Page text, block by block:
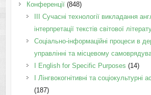
Конференції(848)
III Сучасні технології викладання
інтерпретації текстів світової
Соціально-інформаційні процеси в
управлінні та місцевому
І English for Specific Purposes (14)
I Лінгвокогнітивні та соціокультурні
(187)